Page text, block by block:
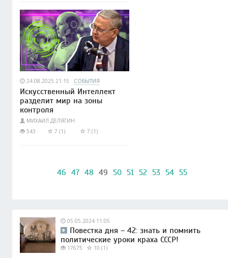
24.08.2025 21:15 СОБЫТИЯ
Искусственный Интеллект
разделит мир на зоны
контроля
МИХАИЛ ДЕЛЯГИН
543
7 (1) 7 (1)
46 47 48 49 50 51 52 53 54 55
05.05.2024 11:05
Повестка дня – 42: знать и помнить
политические уроки краха СССР!
17675 10 (1)